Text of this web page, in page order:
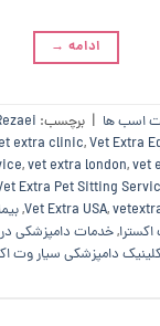
ادامه →
اسب ها | برچسب:
extra clinic,Vet Extra
,vet extra london,vet
Extra Pet Sitting
Vet Extra USA,
,
,خدمات دامپزشکی
دامپزشکی سیار وت